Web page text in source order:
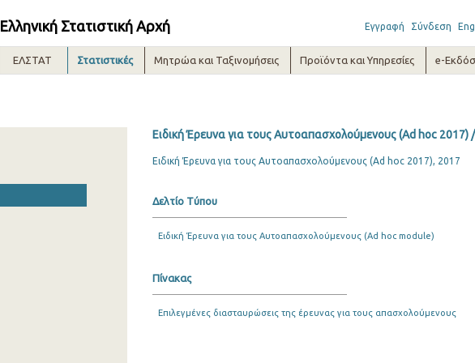
Ελληνική Στατιστική Αρχή Εγγραφή Σύνδεση
ΕΛΣΤΑΤ Στατιστικές Μητρώα και Ταξινομήσεις Προϊόντα και Υπηρεσίες e-
Ειδική Έρευνα για τους Αυτοαπασχολούμενους (Ad hoc 2017)
Ειδική Έρευνα για τους Αυτοαπασχολούμενους (Ad hoc 2017), 2017
Δελτίο Τύπου
Ειδική Έρευνα για τους Αυτοαπασχολούμενους (Ad hoc module)
Πίνακας
Επιλεγμένες διασταυρώσεις της έρευνας για τους απασχολούμενους